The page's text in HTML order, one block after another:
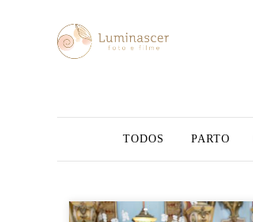
TODOS PARTO